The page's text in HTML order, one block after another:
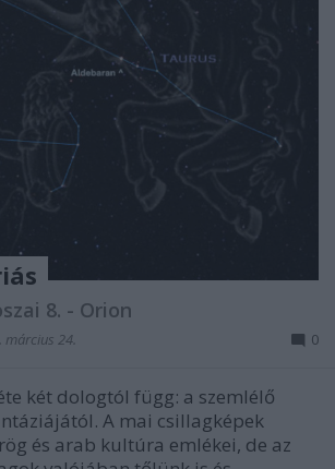
8. - Orion
március 24. 0
két dologtól függ: a szemlélő
A mai csillagképek
és arab kultúra emlékei, de az